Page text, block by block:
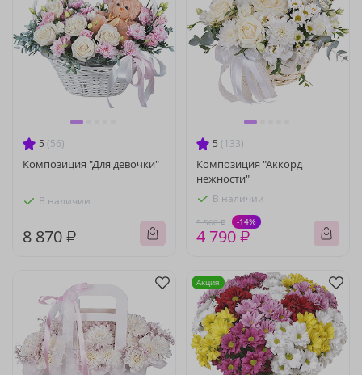
5 (56)
Композиция "Для девочки"
В наличии
8 870 ₽
5 (133)
Композиция "Аккорд
нежности"
В наличии
5 560 ₽ -14%
4 790 ₽
Акция